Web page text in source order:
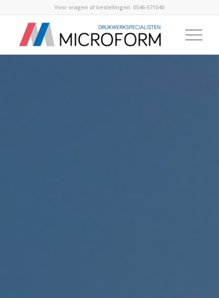
Voor vragen of bestellingen: 0546-571040